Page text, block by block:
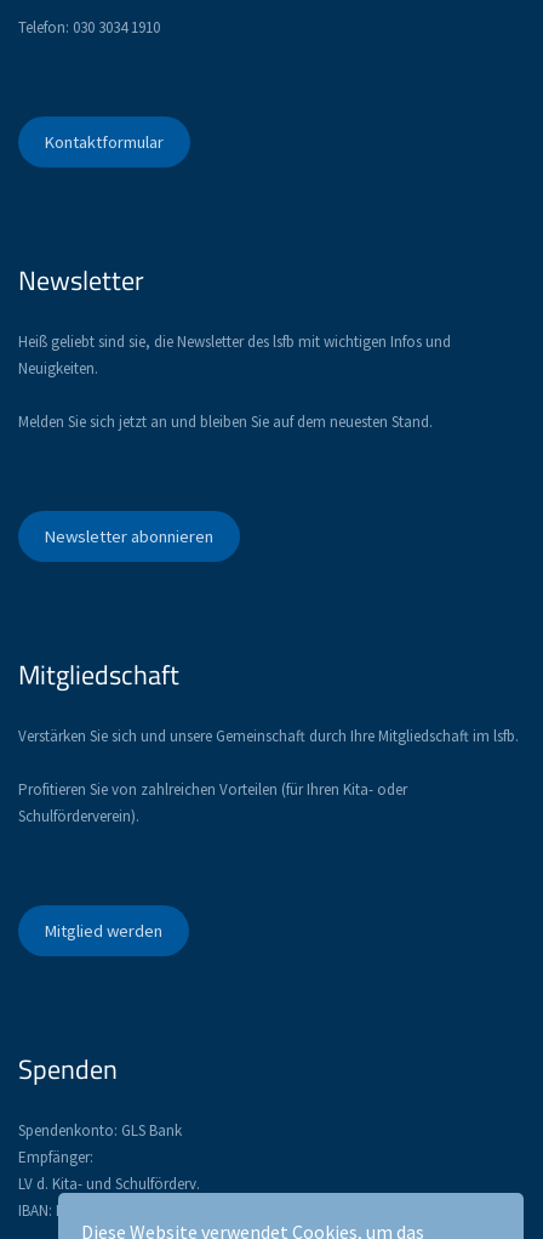
Telefon: 030 3034 1910
Kontaktformular
Newsletter
Heiß geliebt sind sie, die Newsletter des lsfb mit wichtigen Infos und
Neuigkeiten.
Melden Sie sich jetzt an und bleiben Sie auf dem neuesten Stand.
Newsletter abonnieren
Mitgliedschaft
Verstärken Sie sich und unsere Gemeinschaft durch Ihre Mitgliedschaft im lsfb.
Profitieren Sie von zahlreichen Vorteilen (für Ihren Kita- oder
Schulförderverein).
Mitglied werden
Spenden
Spendenkonto: GLS Bank
Empfänger:
LV d. Kita- und Schulförderv.
IBAN: DE52 4306 0967 1134 3367 00
Diese Website verwendet Cookies, um das